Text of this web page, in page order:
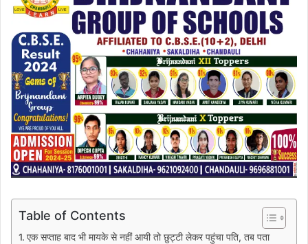
Table of Contents
एक सप्ताह बाद भी मायके से नहीं आयी तो छुट्टी लेकर पहुंचा पति, तब पता